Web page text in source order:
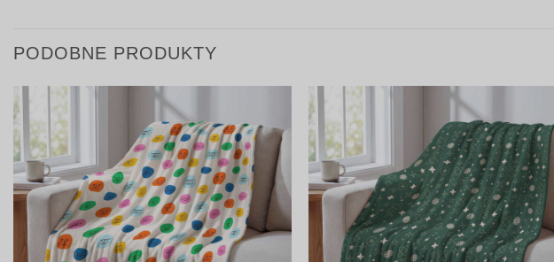
PODOBNE PRODUKTY